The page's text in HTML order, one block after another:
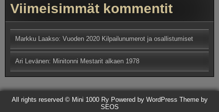
Viimeisimmät kommentit
Markku Laakso: Vuoden 2020 Kilpailunumerot ja osallistumiset
Ari Levänen: Minitonni Mestarit alkaen 1978
All rights reserved © Mini 1000 Ry Powered by WordPress Theme by
SEOS